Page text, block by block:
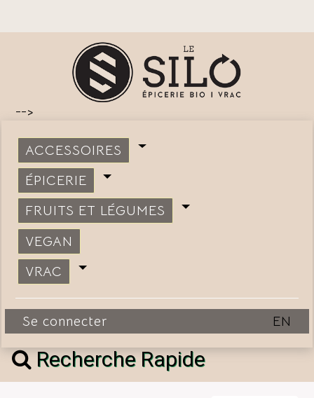
-->
ACCESSOIRES
ÉPICERIE
FRUITS ET LÉGUMES
VEGAN
VRAC
Se connecter EN
Recherche Rapide